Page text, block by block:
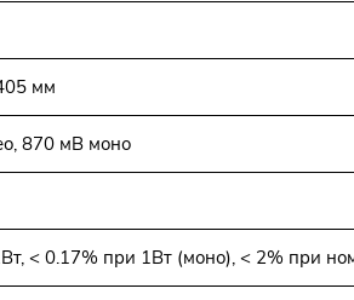
мм
870 мВ моно
< 0.17% при 1Вт (моно), < 2% при